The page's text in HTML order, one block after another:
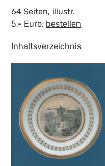
64 Seiten, illustr.
5,- Euro; bestellen
Inhaltsverzeichnis